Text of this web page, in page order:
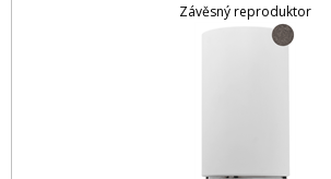
Závěsný reproduktor